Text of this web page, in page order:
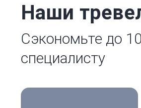
Наши
Сэкономьте до
специалисту